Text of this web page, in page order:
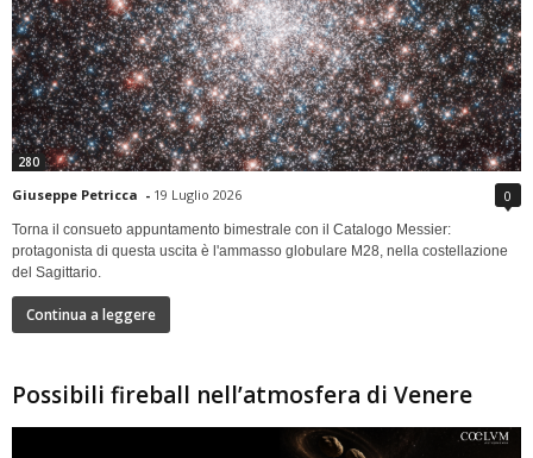
280
Giuseppe Petricca - 19 Luglio 2026 0
Torna il consueto appuntamento bimestrale con il Catalogo Messier:
protagonista di questa uscita è l'ammasso globulare M28, nella costellazione
del Sagittario.
Continua a leggere
Possibili fireball nell’atmosfera di Venere